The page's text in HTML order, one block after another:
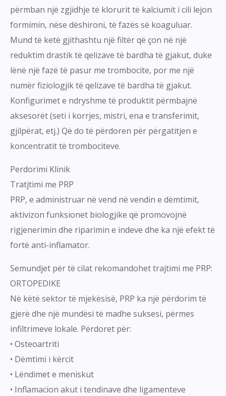
përmban një zgjidhje të klorurit të kalciumit i cili lejon
formimin, nëse dëshironi, të fazës së koaguluar.
Mund të ketë gjithashtu një filtër që çon në një
reduktim drastik të qelizave të bardha të gjakut, duke
lënë një fazë të pasur me trombocite, por me një
numër fiziologjik të qelizave të bardha të gjakut.
Konfigurimet e ndryshme të produktit përmbajnë
aksesorët (seti i korrjes, mistri, ena e transferimit,
gjilpërat, etj.) Që do të përdoren për përgatitjen e
koncentratit të trombociteve.
Perdorimi Klinik
Tratjtimi me PRP
PRP, e administruar në vend në vendin e dëmtimit,
aktivizon funksionet biologjike që promovojnë
rigjenerimin dhe riparimin e indeve dhe ka një efekt të
fortë anti-inflamator.
Semundjet për të cilat rekomandohet trajtimi me PRP:
ORTOPEDIKE
Në këtë sektor të mjekësisë, PRP ka një përdorim të
gjerë dhe një mundësi të madhe suksesi, përmes
infiltrimeve lokale. Përdoret për:
• Osteoartriti
• Dëmtimi i kërcit
• Lëndimet e meniskut
• Inflamacion akut i tendinave dhe ligamenteve